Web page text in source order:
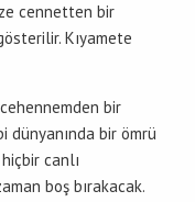
cennetten bir
Kıyamete
bir
dünyanında bir ömrü
canlı
boş bırakacak.